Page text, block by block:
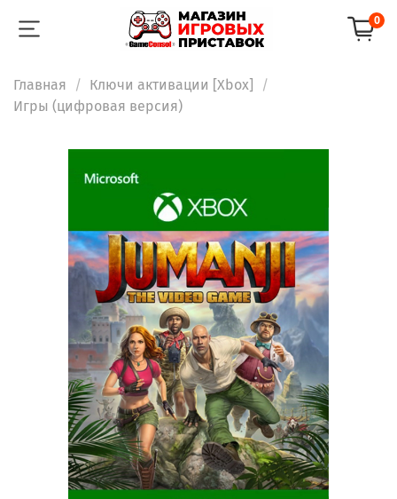
0
Главная
Ключи активации [Xbox]
Игры (цифровая версия)